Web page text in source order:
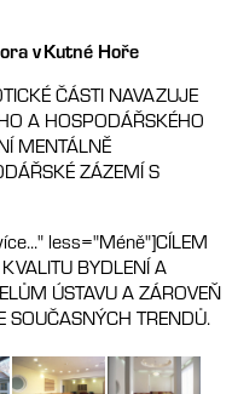
v Kutné Hoře
ČÁSTI NAVAZUJE
A HOSPODÁŘSKÉHO
MENTÁLNĚ
ZÁZEMÍ S
less="Méně"]CÍLEM
BYDLENÍ A
ÚSTAVU A ZÁROVEŇ
SOUČASNÝCH TRENDŮ.